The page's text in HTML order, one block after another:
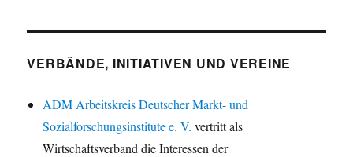
VERBÄNDE, INITIATIVEN UND VEREINE
ADM Arbeitskreis Deutscher Markt- und
Sozialforschungsinstitute e. V. vertritt als
Wirtschaftsverband die Interessen der